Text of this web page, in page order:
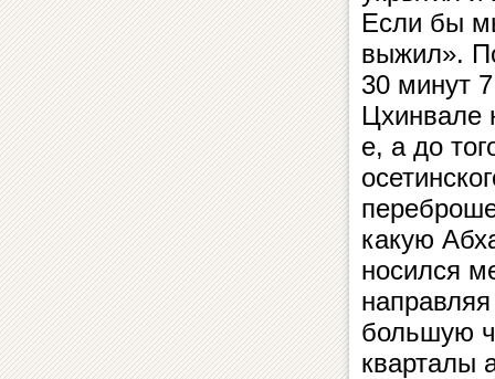
Если бы
выжил».
30 минут
Цхинвале
е, а до
какую
носился
большую
кварталы